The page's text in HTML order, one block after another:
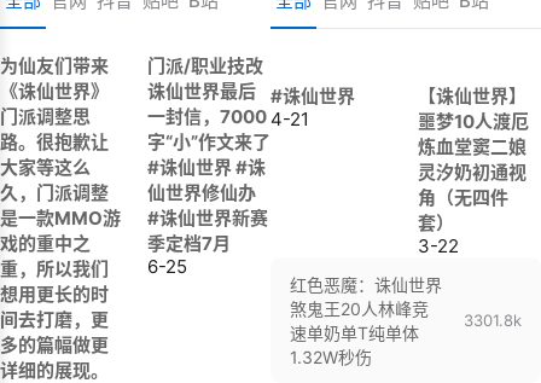
为仙友们带来
《诛仙世界》
门派调整思
路。很抱歉让
大家等这么
久，门派调整
是一款MMO游
戏的重中之
重，所以我们
想用更长的时
间去打磨，更
多的篇幅做更
详细的展现。
门派/职业技改
诛仙世界最后
一封信，7000
字“小”作文来了
#诛仙世界 #诛
仙世界修仙办
#诛仙世界新赛
季定档7月
6-25
#诛仙世界
4-21
【诛仙世界】
噩梦10人渡厄
炼血堂窦二娘
灵汐奶初通视
角（无四件
套）
3-22
红色恶魔：诛仙世界
煞鬼王20人林峰竞
速单奶单T纯单体
1.32W秒伤
3301.8k